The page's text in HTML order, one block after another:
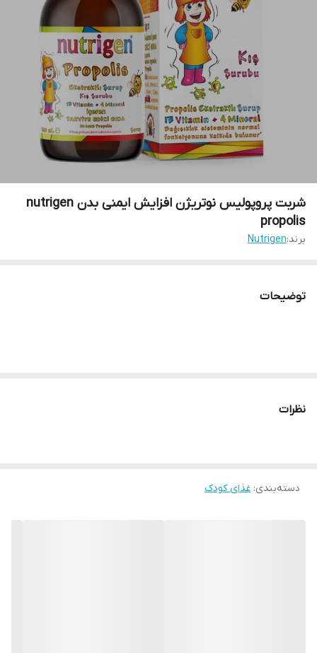
شربت پروپولیس نوتریژن افزایش ایمنی بدن nutrigen
propolis
برند:Nutrigen
توضیحات
نظرات
دسته‌بندی: غذای کودک